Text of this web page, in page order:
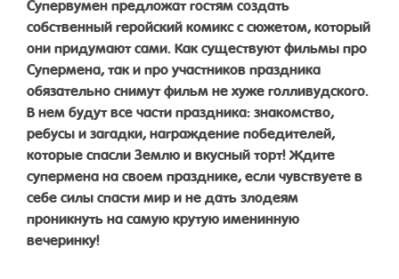
собственный геройский комикс с сюжетом, который
они придумают сами. Как существуют фильмы про
Супермена, так и про участников праздника
обязательно снимут фильм не хуже голливудского.
В нем будут все части праздника: знакомство,
ребусы и загадки, награждение победителей,
которые спасли Землю и вкусный торт! Ждите
супермена на своем празднике, если чувствуете в
себе силы спасти мир и не дать злодеям
проникнуть на самую крутую именинную
вечеринку!